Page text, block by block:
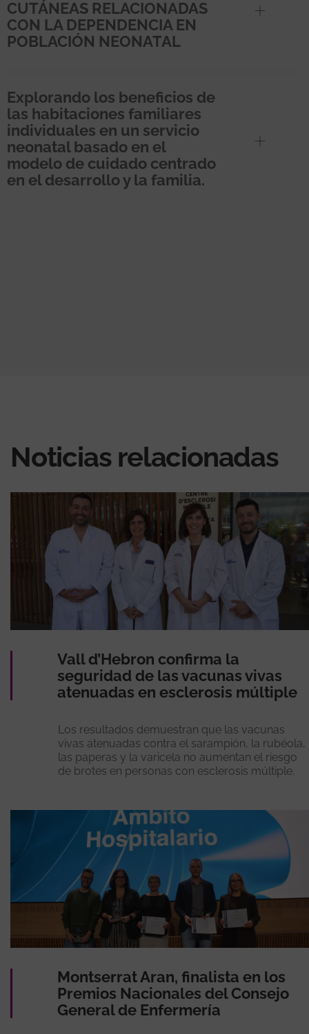
CUTÁNEAS RELACIONADAS
CON LA DEPENDENCIA EN
POBLACIÓN NEONATAL
Explorando los beneficios de
las habitaciones familiares
individuales en un servicio
neonatal basado en el
modelo de cuidado centrado
en el desarrollo y la familia.
Noticias relacionadas
Vall d’Hebron confirma la
seguridad de las vacunas vivas
atenuadas en esclerosis múltiple
Los resultados demuestran que las vacunas
vivas atenuadas contra el sarampión, la rubéola,
las paperas y la varicela no aumentan el riesgo
de brotes en personas con esclerosis múltiple.
Montserrat Aran, finalista en los
Premios Nacionales del Consejo
General de Enfermería